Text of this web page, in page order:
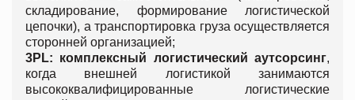
складирование, формирование логистической
цепочки), а транспортировка груза осуществляется
сторонней организацией;
3PL: комплексный логистический аутсорсинг,
когда внешней логистикой занимаются
высококвалифицированные логистические